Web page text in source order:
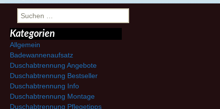
Suchen
nach:
Kategorien
Allgemein
Badewannenaufsatz
Duschabtrennung Angebote
Duschabtrennung Bestseller
Duschabtrennung Info
Duschabtrennung Montage
Duschabtrennung Pflegetipps